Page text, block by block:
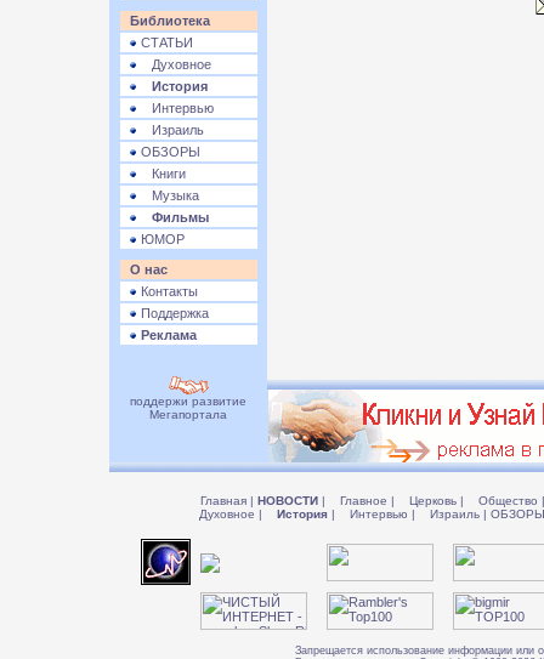
Библиотека
СТАТЬИ
Духовное
История
Интервью
Израиль
ОБЗОРЫ
Книги
Музыка
Фильмы
ЮМОР
О нас
Контакты
Поддержка
Реклама
поддержи развитие
Мегапортала
Главная | НОВОСТИ | Главное | Церковь | Общество |
Духовное | История | Интервью | Израиль |
Запрещается использование информации или